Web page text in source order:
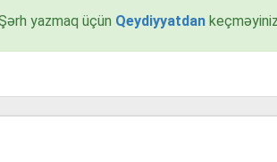
yazmaq üçün Qeydiyyatdan